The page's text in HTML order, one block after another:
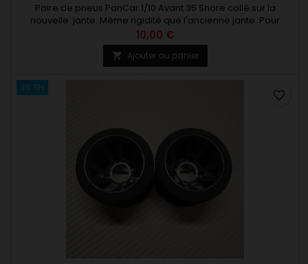
Paire de pneus PanCar 1/10 Avant 35 Shore collé sur la
nouvelle jante. Même rigidité que l'ancienne jante. Pour
asphalte et moquette. Fixation par écrou M3 Existe en
plusieurs dureté. A lire : info nouvelle jante
10,00 €
 Ajouter au panier
35 SH
favorite_border